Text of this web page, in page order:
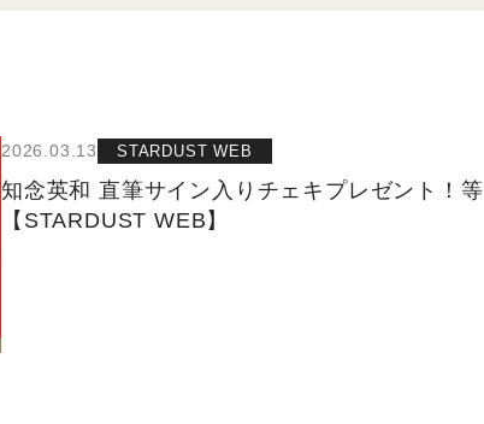
2026.03.13 STARDUST WEB
知念英和 直筆サイン入りチェキプレゼント！等
【STARDUST WEB】